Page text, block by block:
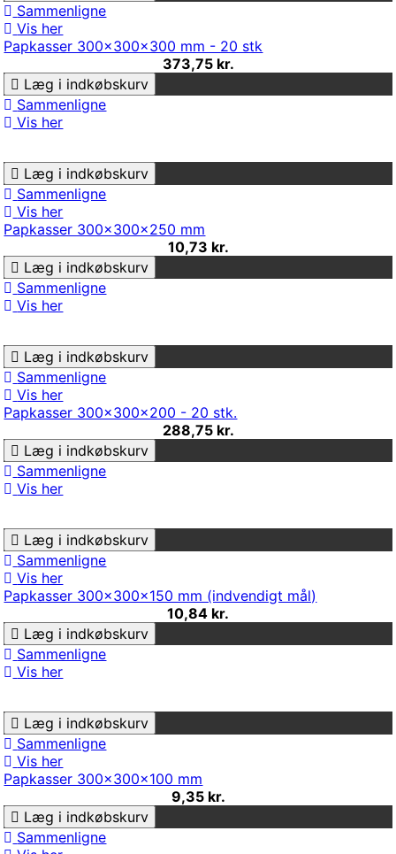
Sammenligne
Vis her
Papkasser 300x300x300 mm - 20 stk
373,75 kr.
Læg i indkøbskurv
Sammenligne
Vis her
Læg i indkøbskurv
Sammenligne
Vis her
Papkasser 300x300x250 mm
10,73 kr.
Læg i indkøbskurv
Sammenligne
Vis her
Læg i indkøbskurv
Sammenligne
Vis her
Papkasser 300x300x200 - 20 stk.
288,75 kr.
Læg i indkøbskurv
Sammenligne
Vis her
Læg i indkøbskurv
Sammenligne
Vis her
Papkasser 300x300x150 mm (indvendigt mål)
10,84 kr.
Læg i indkøbskurv
Sammenligne
Vis her
Læg i indkøbskurv
Sammenligne
Vis her
Papkasser 300x300x100 mm
9,35 kr.
Læg i indkøbskurv
Sammenligne